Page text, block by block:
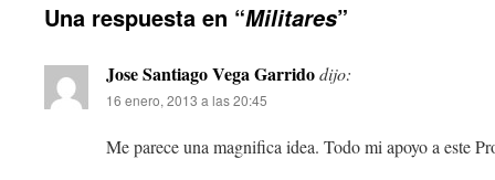
Una respuesta en “Militares”
Jose Santiago Vega Garridodijo:
16 enero, 2013 a las 20:45
Me parece una magnifica idea. Todo mi apoyo a este